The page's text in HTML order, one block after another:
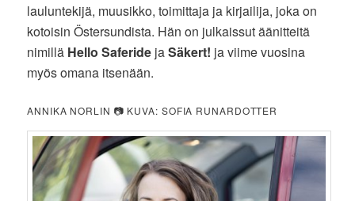
lauluntekijä, muusikko, toimittaja ja kirjailija, joka on
kotoisin Östersundista. Hän on julkaissut äänitteitä
nimillä Hello Saferide jaSäkert! ja viime vuosina
myös omana itsenään.
ANNIKA NORLIN 📷 KUVA: SOFIA RUNARDOTTER